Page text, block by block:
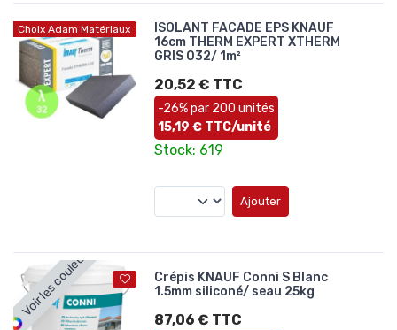
Choix Adam Matériaux
ISOLANT FACADE EPS KNAUF
16cm THERM EXPERT XTHERM
GRIS 032/ 1m²
20,52 € TTC
-26% par 200 unités
15,19 € TTC/unité
Stock: 619
Ajouter
Voir les couleurs
Crépis KNAUF Conni S Blanc
1.5mm siliconé/ seau 25kg
87,06 € TTC